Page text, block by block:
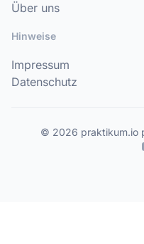
Über uns
Hinweise
Impressum
Datenschutz
© 2026 praktikum.io